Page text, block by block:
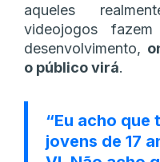
aqueles
videojogos
desenvolvimento,
o público virá.
“Eu acho que
jovens de 17